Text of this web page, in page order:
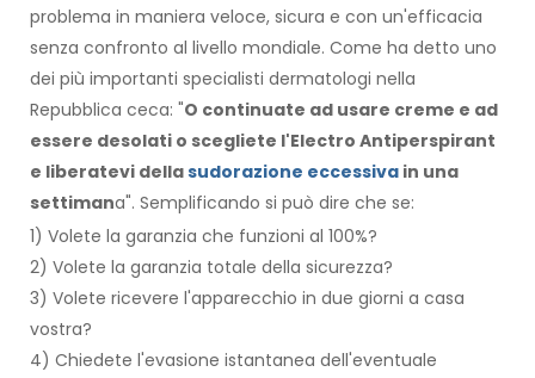
problema in maniera veloce, sicura e con un'efficacia
senza confronto al livello mondiale. Come ha detto uno
dei più importanti specialisti dermatologi nella
Repubblica ceca: "O continuate ad usare creme e ad
essere desolati o scegliete l'Electro Antiperspirant
e liberatevi dellasudorazione eccessiva in una
settimana". Semplificando si può dire che se:
1) Volete la garanzia che funzioni al 100%?
2) Volete la garanzia totale della sicurezza?
3) Volete ricevere l'apparecchio in due giorni a casa
vostra?
4) Chiedete l'evasione istantanea dell'eventuale